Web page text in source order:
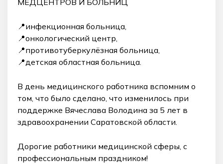
📍инфекционная больница,
📍онкологический центр,
📍противотуберкулёзная больница,
📍детская областная больница.
В день медицинского работника вспомним о
том, что было сделано, что изменилось при
поддержке Вячеслава Володина за 5 лет в
здравоохранении Саратовской области.
Дорогие работники медицинской сферы, с
профессиональным праздником!